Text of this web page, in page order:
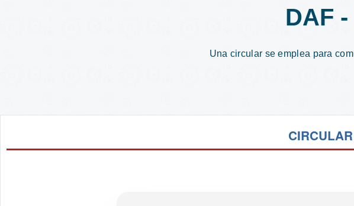
DAF
Una circular se emplea para